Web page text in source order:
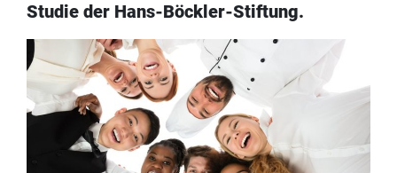
Studie der Hans-Böckler-Stiftung.